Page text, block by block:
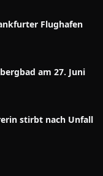
Flughafen
am 27. Juni
stirbt nach Unfall